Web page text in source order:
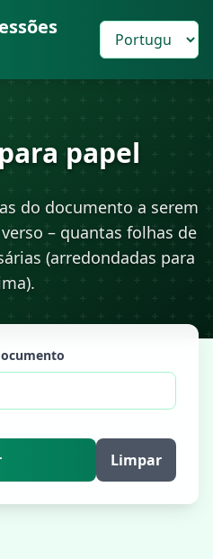
papel
do documento a serem
– quantas folhas de
(arredondadas para
Limpar